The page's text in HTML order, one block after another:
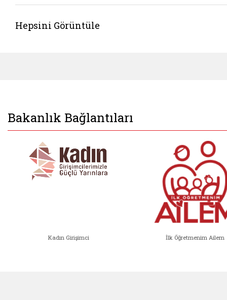
Hepsini Görüntüle
Bakanlık Bağlantıları
Kadın Girişimci İlk Öğretmenim Ailem